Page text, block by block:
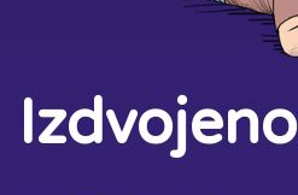
Izdvojeno